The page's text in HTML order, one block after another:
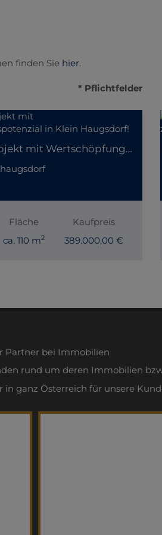
finden Sie hier.
* Pflichtfelder
Lukratives Objekt mit Wertschöpfungspotenzial in Klein Haugsdorf!
Fläche
ca. 110 m2
Kaufpreis
389.000,00 €
Partner bei Immobilien
rund um deren Immobilien
in ganz Österreich für unsere